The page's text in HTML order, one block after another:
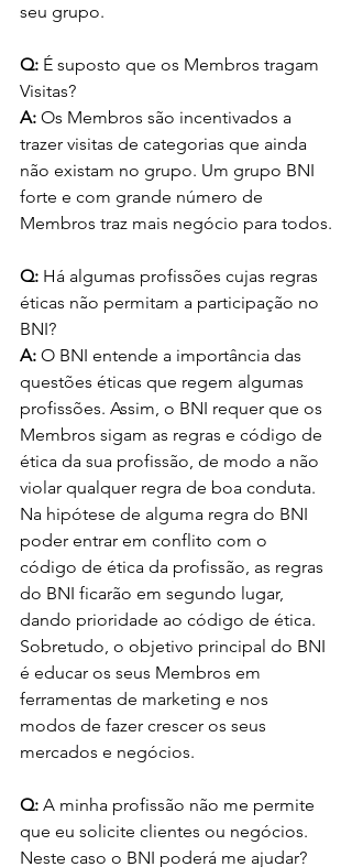
seu grupo.
Q: É suposto que os Membros tragam
Visitas?
A: Os Membros são incentivados a
trazer visitas de categorias que ainda
não existam no grupo. Um grupo BNI
forte e com grande número de
Membros traz mais negócio para todos.
Q: Há algumas profissões cujas regras
éticas não permitam a participação no
BNI?
A: O BNI entende a importância das
questões éticas que regem algumas
profissões. Assim, o BNI requer que os
Membros sigam as regras e código de
ética da sua profissão, de modo a não
violar qualquer regra de boa conduta.
Na hipótese de alguma regra do BNI
poder entrar em conflito com o
código de ética da profissão, as regras
do BNI ficarão em segundo lugar,
dando prioridade ao código de ética.
Sobretudo, o objetivo principal do BNI
é educar os seus Membros em
ferramentas de marketing e nos
modos de fazer crescer os seus
mercados e negócios.
Q: A minha profissão não me permite
que eu solicite clientes ou negócios.
Neste caso o BNI poderá me ajudar?